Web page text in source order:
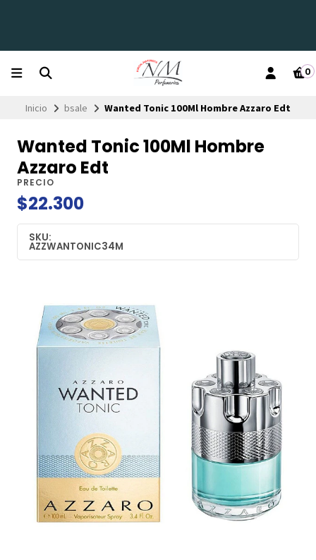
0
Inicio bsale Wanted Tonic 100Ml Hombre Azzaro Edt
Wanted Tonic 100Ml Hombre
Azzaro Edt
PRECIO
$22.300
SKU:
AZZWANTONIC34M